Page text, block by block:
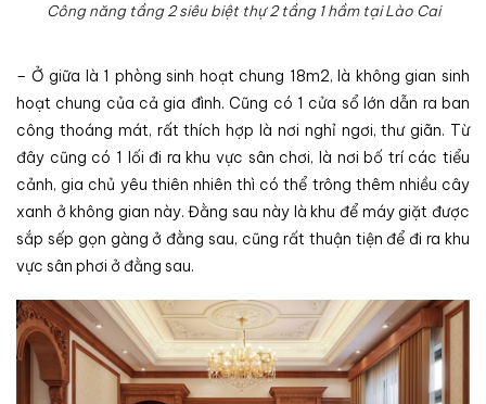
Công năng tầng 2 siêu biệt thự 2 tầng 1 hầm tại Lào Cai
– Ở giữa là 1 phòng sinh hoạt chung 18m2, là không gian sinh
hoạt chung của cả gia đình. Cũng có 1 cửa sổ lớn dẫn ra ban
công thoáng mát, rất thích hợp là nơi nghỉ ngơi, thư giãn. Từ
đây cũng có 1 lối đi ra khu vực sân chơi, là nơi bố trí các tiểu
cảnh, gia chủ yêu thiên nhiên thì có thể trông thêm nhiều cây
xanh ở không gian này. Đằng sau này là khu để máy giặt được
sắp sếp gọn gàng ở đằng sau, cũng rất thuận tiện để đi ra khu
vực sân phơi ở đằng sau.